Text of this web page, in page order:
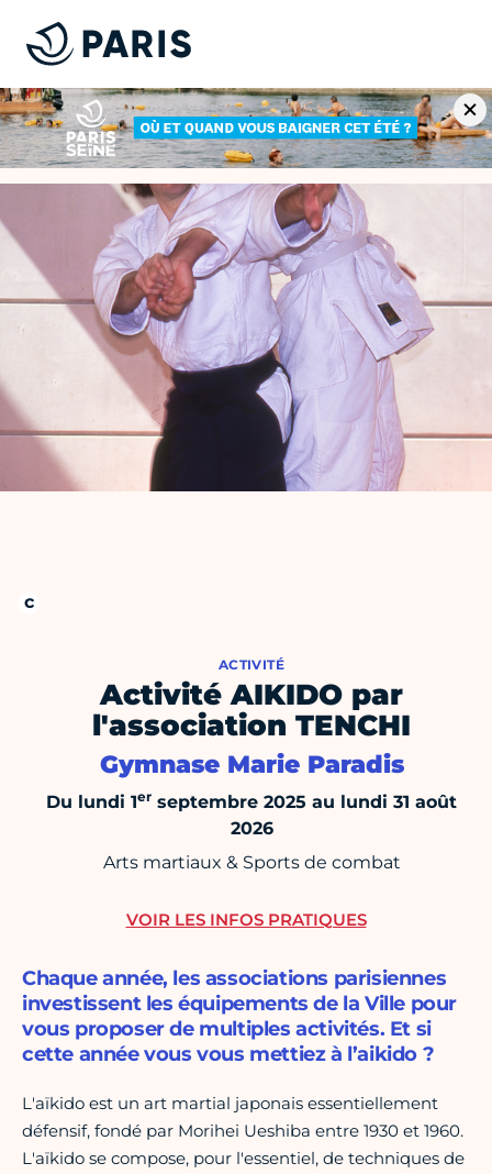
ACTIVITÉ
Activité AIKIDO par
l'association TENCHI
Gymnase Marie Paradis
Du lundi 1er septembre 2025 au lundi 31 août
2026
Arts martiaux & Sports de combat
Chaque année, les associations parisiennes
investissent les équipements de la Ville pour
vous proposer de multiples activités. Et si
cette année vous vous mettiez à l’aikido ?
L'aïkido est un art martial japonais essentiellement
défensif, fondé par Morihei Ueshiba entre 1930 et 1960.
L'aïkido se compose, pour l'essentiel, de techniques de
VOIR LES INFOS PRATIQUES